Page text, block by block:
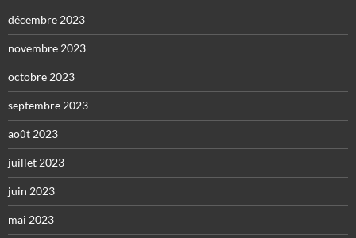
décembre 2023
novembre 2023
octobre 2023
septembre 2023
août 2023
juillet 2023
juin 2023
mai 2023